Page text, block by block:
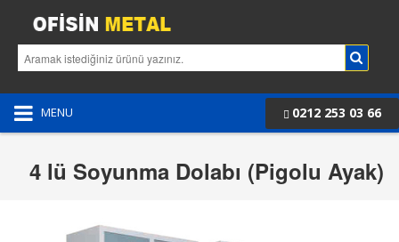
0212 253 03 66
MENU
4 lü Soyunma Dolabı (Pigolu Ayak)